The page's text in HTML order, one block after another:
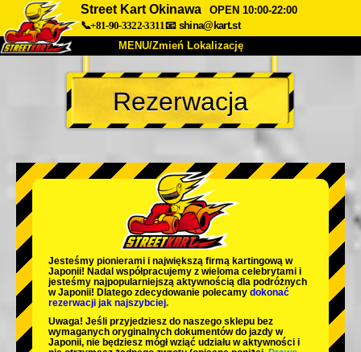
Street Kart Okinawa
OPEN 10:00-22:00
📞+81-90-3322-3311📧 shina@kart.st
MENU/Zmień Lokalizację
TOP
O nas Specyfikacja Cena
Firma Rezerwacja
Zmień Lokalizację
Tokyo Shinagawa Tokyo Akihabara#1
Tokyo Akihabara#2
Tokyo Shibuya Annex Tokyo Bay
Tokyo Asakusa Osaka
Okinawa
Rezerwacja
Jesteśmy pionierami i największą firmą kartingową w
Japonii! Nadal współpracujemy z wieloma celebrytami i
jesteśmy najpopularniejszą aktywnością dla podróżnych
w Japonii! Dlatego zdecydowanie polecamy dokonać
rezerwacji jak najszybciej.
Uwaga! Jeśli przyjedziesz do naszego sklepu bez
wymaganych oryginalnych dokumentów do jazdy w
Japonii, nie będziesz mógł wziąć udziału w aktywności i